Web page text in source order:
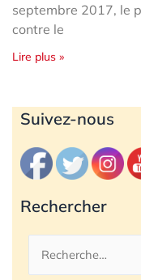
septembre 2017, le
contre le
Lire plus »
Suivez-nous
Rechercher
Rechercher :
Archives